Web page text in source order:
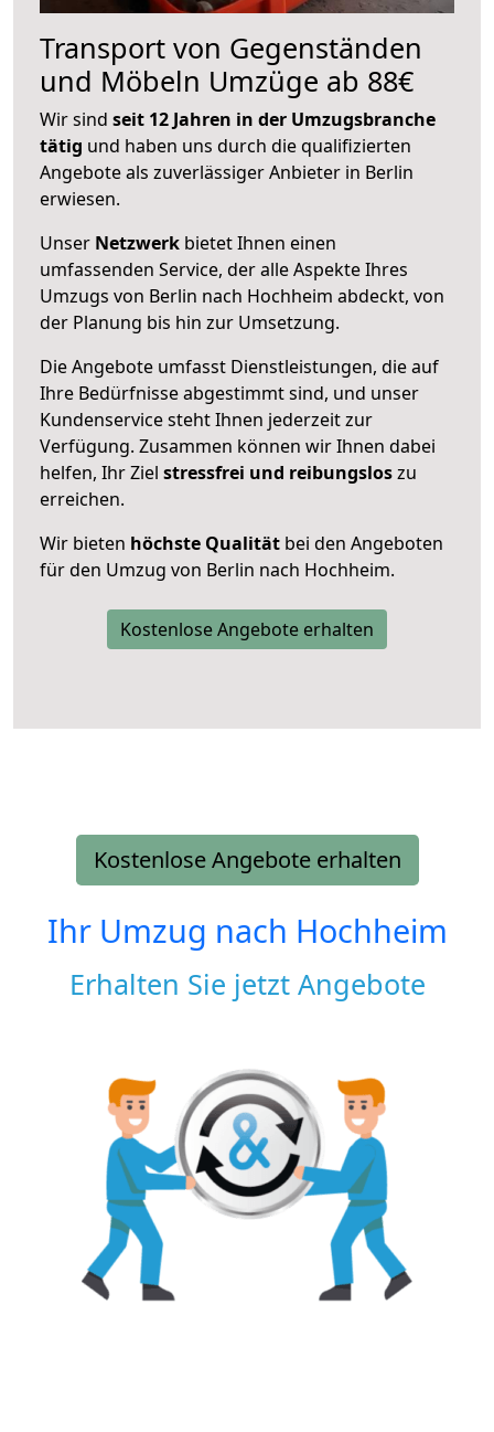
Transport von Gegenständen
und Möbeln Umzüge ab 88€
Wir sind seit 12 Jahren in der Umzugsbranche
tätig und haben uns durch die qualifizierten
Angebote als zuverlässiger Anbieter in Berlin
erwiesen.
Unser Netzwerk bietet Ihnen einen
umfassenden Service, der alle Aspekte Ihres
Umzugs von Berlin nach Hochheim abdeckt, von
der Planung bis hin zur Umsetzung.
Die Angebote umfasst Dienstleistungen, die auf
Ihre Bedürfnisse abgestimmt sind, und unser
Kundenservice steht Ihnen jederzeit zur
Verfügung. Zusammen können wir Ihnen dabei
helfen, Ihr Ziel stressfrei und reibungsloszu
erreichen.
Wir bieten höchste Qualität bei den Angeboten
für den Umzug von Berlin nach Hochheim.
Kostenlose Angebote erhalten
Kostenlose Angebote erhalten
Ihr Umzug nach Hochheim
Erhalten Sie jetzt Angebote